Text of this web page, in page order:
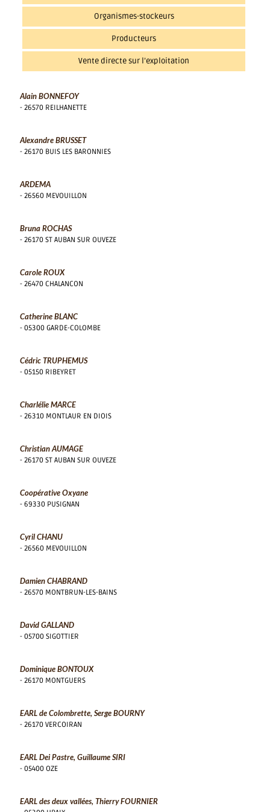
Organismes-stockeurs
Producteurs
Vente directe sur l’exploitation
Alain BONNEFOY
- 26570 REILHANETTE
Alexandre BRUSSET
- 26170 BUIS LES BARONNIES
ARDEMA
- 26560 MEVOUILLON
Bruna ROCHAS
- 26170 ST AUBAN SUR OUVEZE
Carole ROUX
- 26470 CHALANCON
Catherine BLANC
- 05300 GARDE-COLOMBE
Cédric TRUPHEMUS
- 05150 RIBEYRET
Charlélie MARCE
- 26310 MONTLAUR EN DIOIS
Christian AUMAGE
- 26170 ST AUBAN SUR OUVEZE
Coopérative Oxyane
- 69330 PUSIGNAN
Cyril CHANU
- 26560 MEVOUILLON
Damien CHABRAND
- 26570 MONTBRUN-LES-BAINS
David GALLAND
- 05700 SIGOTTIER
Dominique BONTOUX
- 26170 MONTGUERS
EARL de Colombrette, Serge BOURNY
- 26170 VERCOIRAN
EARL Dei Pastre, Guillaume SIRI
- 05400 OZE
EARL des deux vallées, Thierry FOURNIER